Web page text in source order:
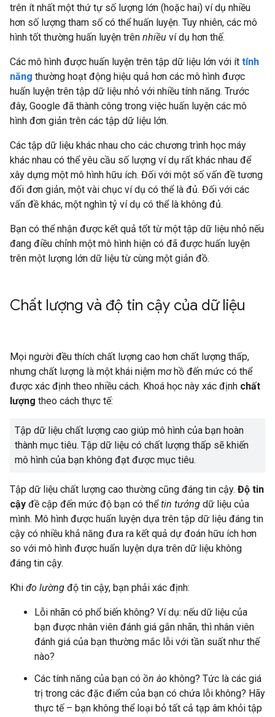
trên ít nhất một thứ tự số lượng lớn (hoặc hai) ví dụ nhiều
hơn số lượng tham số có thể huấn luyện. Tuy nhiên, các mô
hình tốt thường huấn luyện trên nhiều ví dụ hơn thế.
Các mô hình được huấn luyện trên tập dữ liệu lớn với ít tính
năng thường hoạt động hiệu quả hơn các mô hình được
huấn luyện trên tập dữ liệu nhỏ với nhiều tính năng. Trước
đây, Google đã thành công trong việc huấn luyện các mô
hình đơn giản trên các tập dữ liệu lớn.
Các tập dữ liệu khác nhau cho các chương trình học máy
khác nhau có thể yêu cầu số lượng ví dụ rất khác nhau để
xây dựng một mô hình hữu ích. Đối với một số vấn đề tương
đối đơn giản, một vài chục ví dụ có thể là đủ. Đối với các
vấn đề khác, một nghìn tỷ ví dụ có thể là không đủ.
Bạn có thể nhận được kết quả tốt từ một tập dữ liệu nhỏ nếu
đang điều chỉnh một mô hình hiện có đã được huấn luyện
trên một lượng lớn dữ liệu từ cùng một giản đồ.
Chất lượng và độ tin cậy của dữ liệu
Mọi người đều thích chất lượng cao hơn chất lượng thấp,
nhưng chất lượng là một khái niệm mơ hồ đến mức có thể
được xác định theo nhiều cách. Khoá học này xác định chất
lượng theo cách thực tế:
Tập dữ liệu chất lượng cao giúp mô hình của bạn hoàn
thành mục tiêu. Tập dữ liệu có chất lượng thấp sẽ khiến
mô hình của bạn không đạt được mục tiêu.
Tập dữ liệu chất lượng cao thường cũng đáng tin cậy. Độ tin
cậy đề cập đến mức độ bạn có thểtin tưởng dữ liệu của
mình. Mô hình được huấn luyện dựa trên tập dữ liệu đáng tin
cậy có nhiều khả năng đưa ra kết quả dự đoán hữu ích hơn
so với mô hình được huấn luyện dựa trên dữ liệu không
đáng tin cậy.
Khi đo lường độ tin cậy, bạn phải xác định:
Lỗi nhãn có phổ biến không? Ví dụ: nếu dữ liệu của
bạn được nhân viên đánh giá gắn nhãn, thì nhân viên
đánh giá của bạn thường mắc lỗi với tần suất như thế
nào?
Các tính năng của bạn có ồn ào không? Tức là các giá
trị trong các đặc điểm của bạn có chứa lỗi không? Hãy
thực tế – bạn không thể loại bỏ tất cả tạp âm khỏi tập